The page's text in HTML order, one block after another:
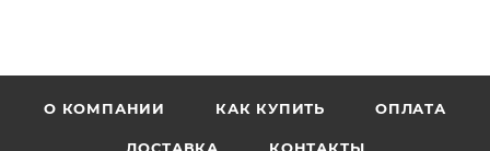
О КОМПАНИИ КАК КУПИТЬ ОПЛАТА